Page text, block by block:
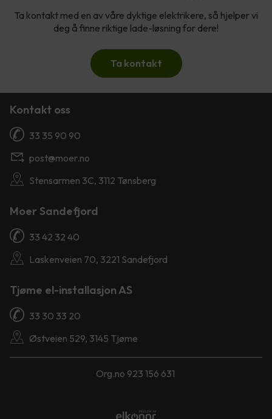
Ta kontakt med en av våre dyktige elektrikere, så hjelper vi
deg å finne riktige lade-løsning for dere!
Ta kontakt
Kontakt oss
33 35 90 90
post@moer.no
Stensarmen 3C, 3112 Tønsberg
Moer Sandefjord
33 42 32 40
Laskenveien 70, 3221 Sandefjord
Tjøme el-installasjon AS
33 30 33 20
Østveien 529, 3145 Tjøme
Org.no 923 156 631